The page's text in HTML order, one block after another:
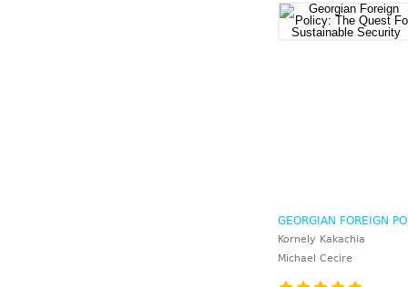
GEORGIAN FOREIGN
THE QUEST FOR
SUSTAINABLE
Kornely Kakachia
Michael Cecire